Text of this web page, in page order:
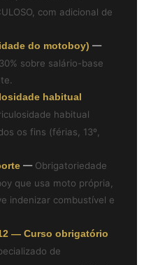
com adicional de
do motoboy) —
sobre salário-base
habitual
habitual
os fins (férias, 13º,
— Obrigatoriedade
que usa moto própria,
indenizar combustível e
— Curso obrigatório
de